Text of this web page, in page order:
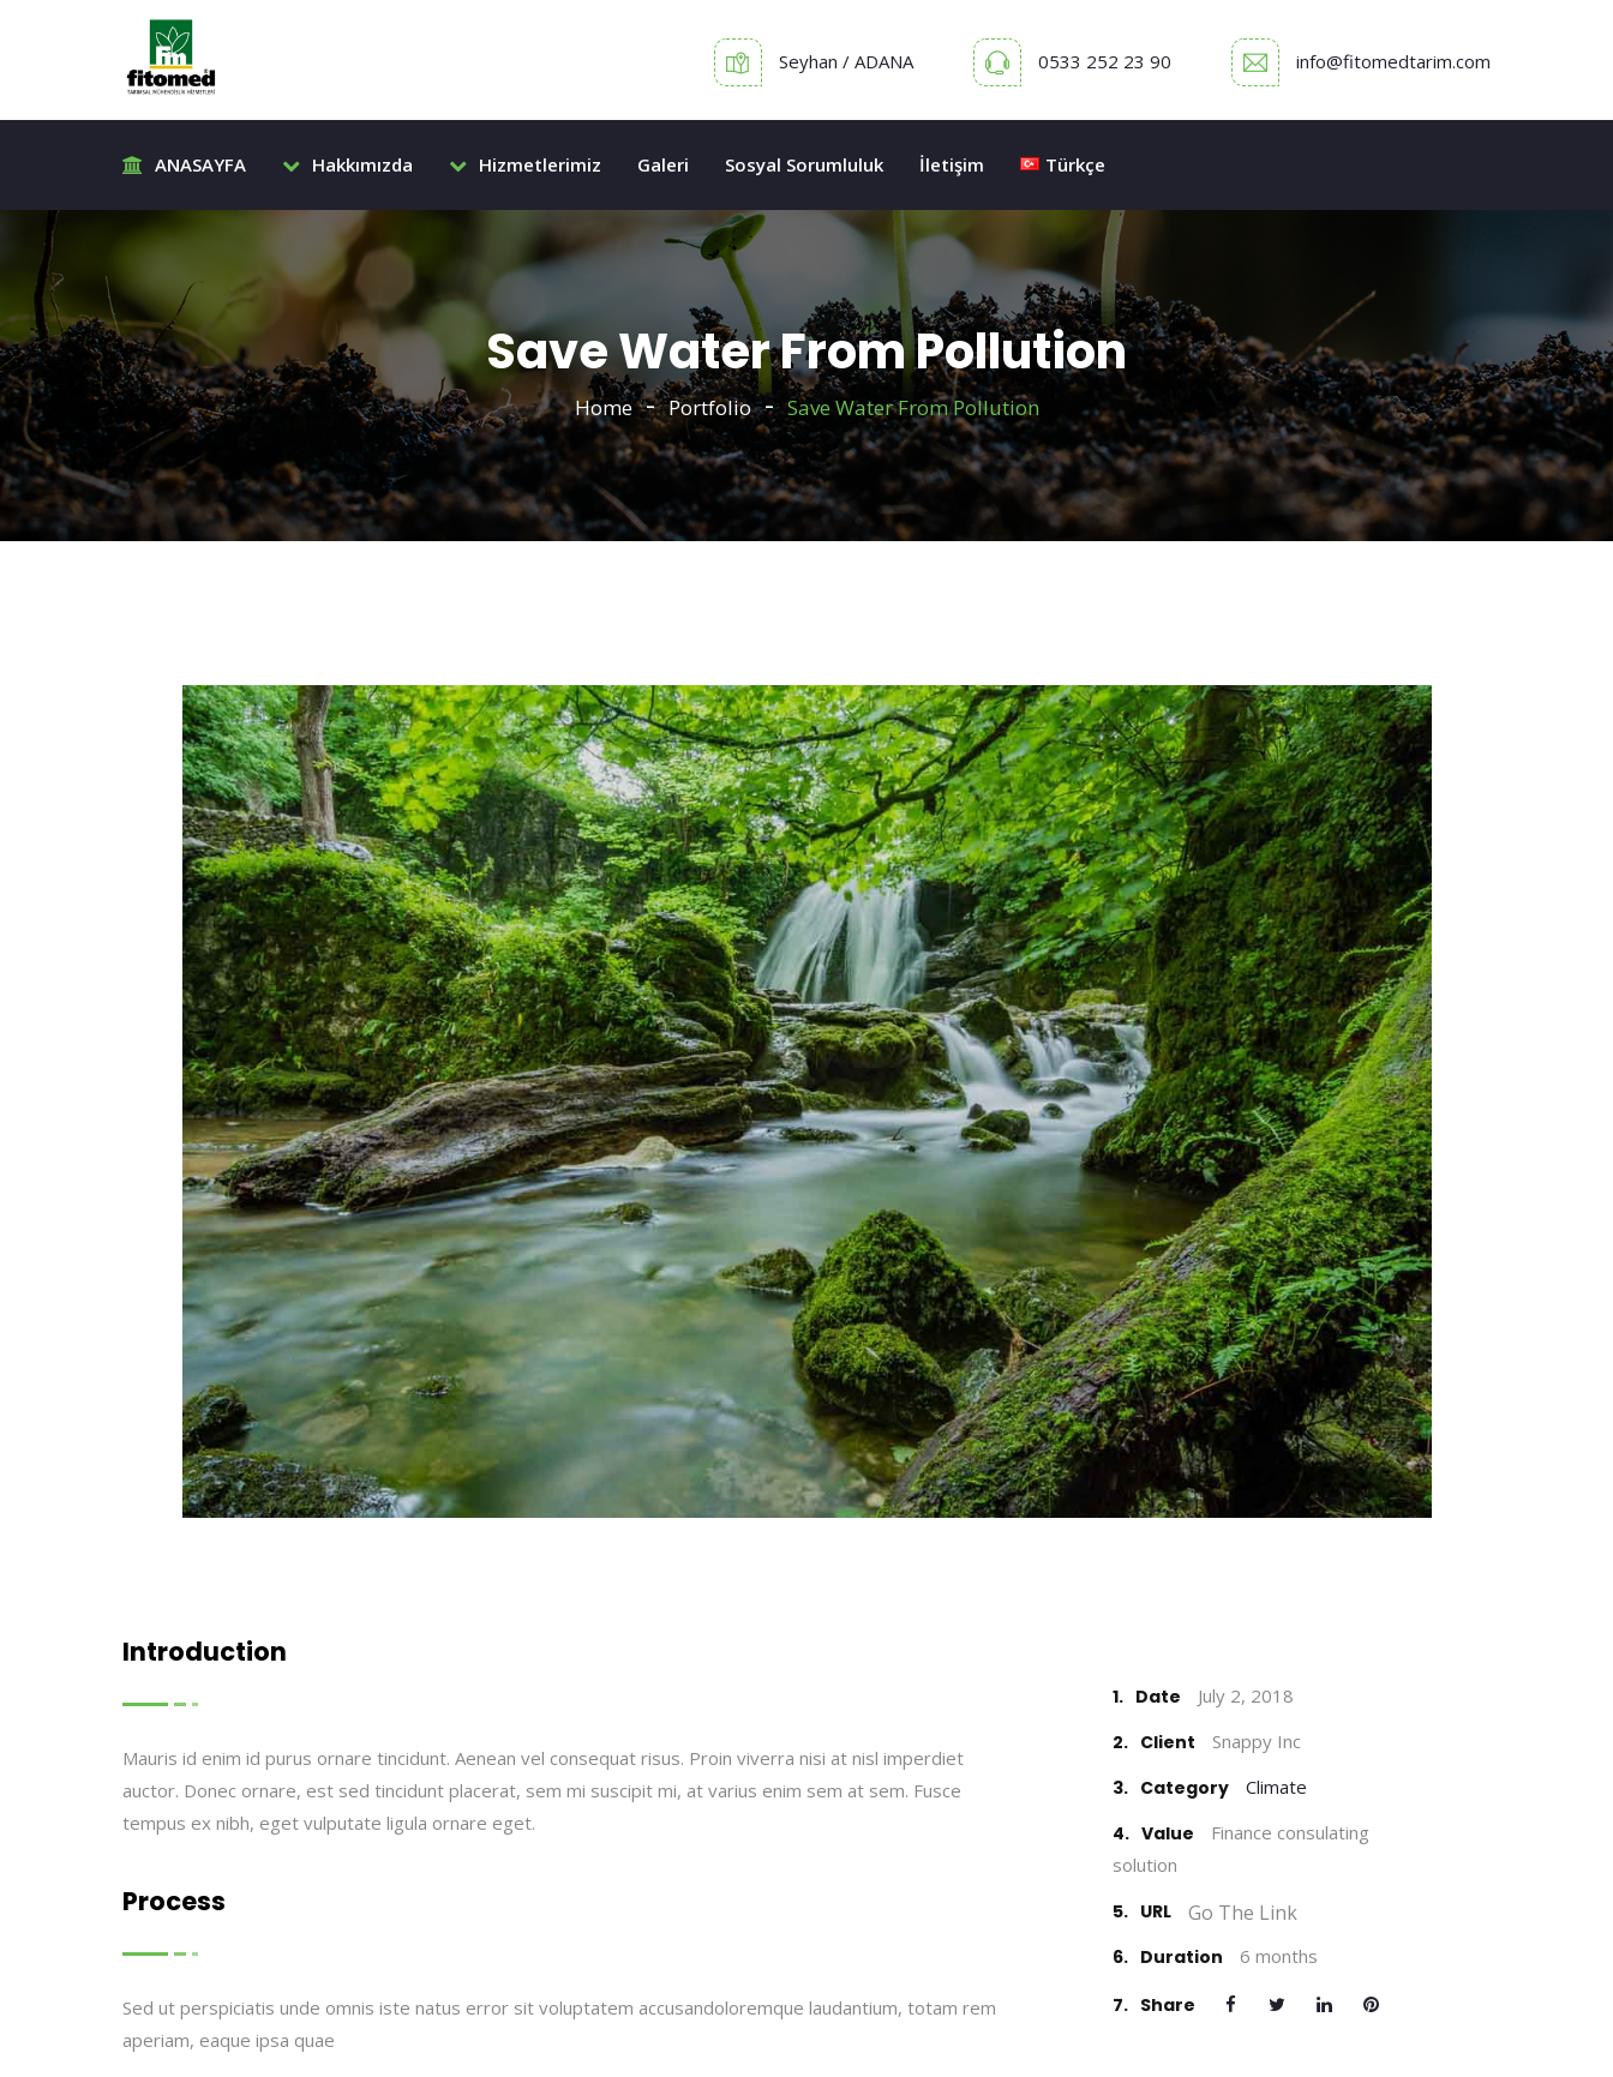
Seyhan / ADANA 0533 252 23 90 info@fitomedtarim.com
ANASAYFA Hakkımızda Hizmetlerimiz Galeri Sosyal Sorumluluk İletişim Türkçe
Save Water From Pollution
Home Portfolio Save Water From Pollution
Introduction
Mauris id enim id purus ornare tincidunt. Aenean vel consequat risus. Proin viverra nisi at nisl imperdiet
auctor. Donec ornare, est sed tincidunt placerat, sem mi suscipit mi, at varius enim sem at sem. Fusce
tempus ex nibh, eget vulputate ligula ornare eget.
Process
Sed ut perspiciatis unde omnis iste natus error sit voluptatem accusandoloremque laudantium, totam rem
aperiam, eaque ipsa quae
1. Date
July 2, 2018
2. Client
Snappy Inc
3. Category
Climate
4. Value
Finance consulating
solution
5. URL Go The Link
6. Duration 6 months
7. Share